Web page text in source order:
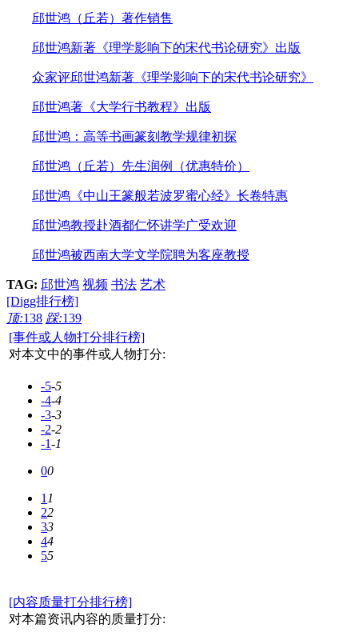
邱世鸿（丘若）著作销售
邱世鸿新著《理学影响下的宋代书论研究》出版
众家评邱世鸿新著《理学影响下的宋代书论研究》
邱世鸿著《大学行书教程》出版
邱世鸿：高等书画篆刻教学规律初探
邱世鸿（丘若）先生润例（优惠特价）
邱世鸿《中山王篆般若波罗蜜心经》长卷特惠
邱世鸿教授赴酒都仁怀讲学广受欢迎
邱世鸿被西南大学文学院聘为客座教授
TAG: 邱世鸿 视频 书法 艺术
[Digg排行榜]
顶:138 踩:139
[事件或人物打分排行榜]
对本文中的事件或人物打分:
-5-5
-4-4
-3-3
-2-2
-1-1
00
11
22
33
44
55
[内容质量打分排行榜]
对本篇资讯内容的质量打分: